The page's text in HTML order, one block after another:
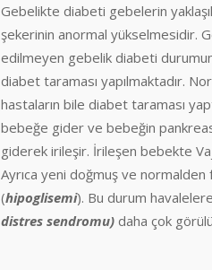
Gebelikte diabeti gebelerin
şekerinin anormal yükselmesidir.
edilmeyen gebelik diabeti
diabet taraması yapılmaktadır.
hastaların bile diabet taraması
bebeğe gider ve bebeğin
giderek irileşir. İrileşen bebekte
Ayrıca yeni doğmuş ve normalden
(hipoglisemi). Bu durum
distres sendromu) daha çok